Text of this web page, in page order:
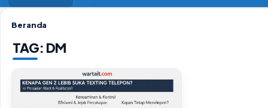
Beranda
TAG: DM